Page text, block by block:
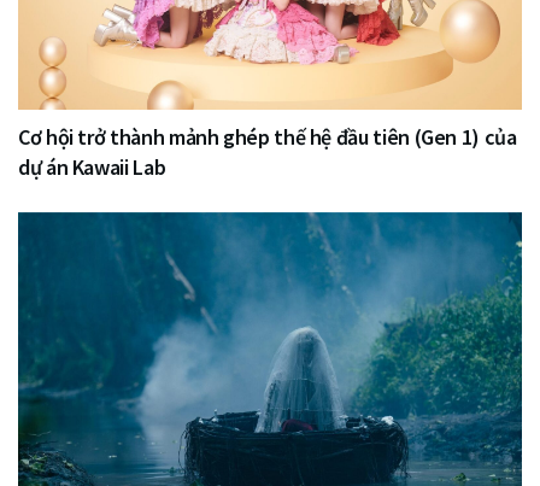
Cơ hội trở thành mảnh ghép thế hệ đầu tiên (Gen 1) của
dự án Kawaii Lab